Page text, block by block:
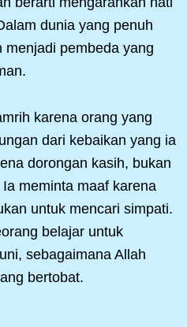
dunia yang penuh
menjadi pembeda yang
karena orang yang
dari kebaikan yang ia
dorongan kasih, bukan
meminta maaf karena
untuk mencari simpati.
belajar untuk
sebagaimana Allah
bertobat.